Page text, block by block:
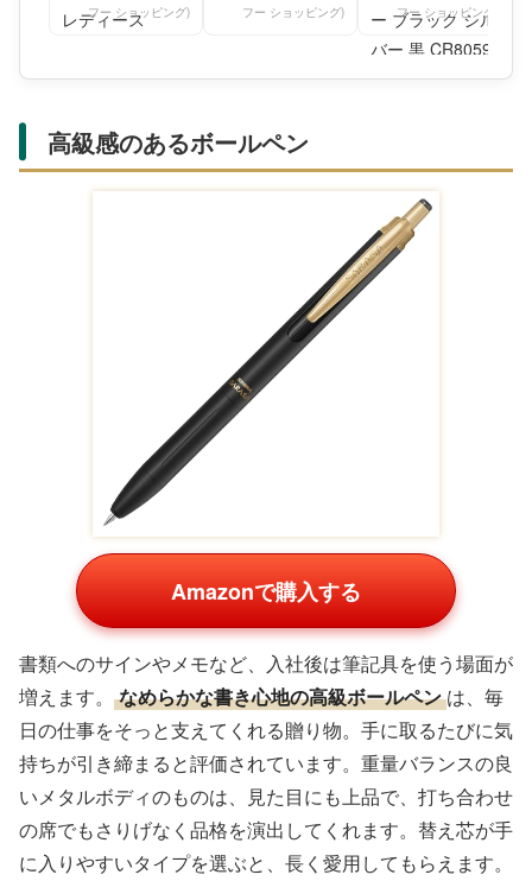
フー ショッピング)
フー ショッピング)
フー ショッピング)
高級感のあるボールペン
Amazonで購入する
書類へのサインやメモなど、入社後は筆記具を使う場面が
増えます。
なめらかな書き心地の高級ボールペン は、毎
日の仕事をそっと支えてくれる贈り物。手に取るたびに気
持ちが引き締まると評価されています。重量バランスの良
いメタルボディのものは、見た目にも上品で、打ち合わせ
の席でもさりげなく品格を演出してくれます。替え芯が手
に入りやすいタイプを選ぶと、長く愛用してもらえます。